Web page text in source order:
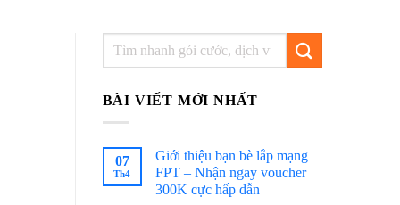
BÀI VIẾT MỚI NHẤT
07
Th4
Giới thiệu bạn bè lắp mạng
FPT – Nhận ngay voucher
300K cực hấp dẫn